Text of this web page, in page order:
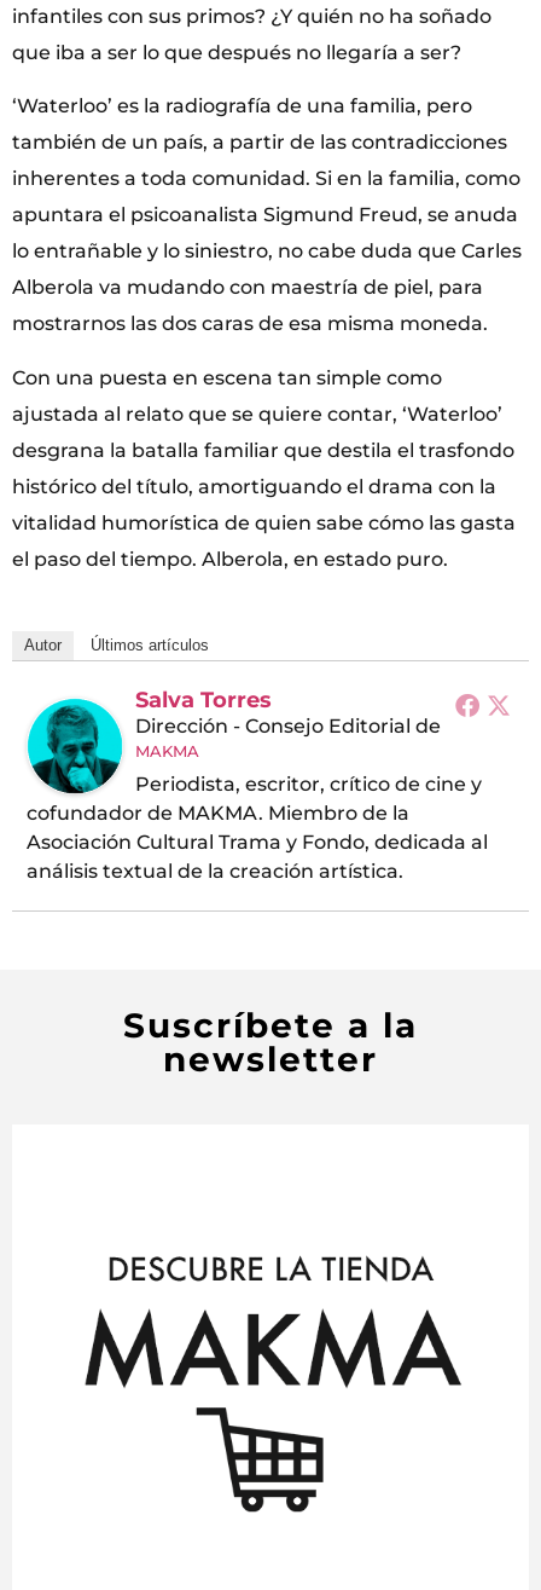
infantiles con sus primos? ¿Y quién no ha soñado
que iba a ser lo que después no llegaría a ser?
‘Waterloo’ es la radiografía de una familia, pero
también de un país, a partir de las contradicciones
inherentes a toda comunidad. Si en la familia, como
apuntara el psicoanalista Sigmund Freud, se anuda
lo entrañable y lo siniestro, no cabe duda que Carles
Alberola va mudando con maestría de piel, para
mostrarnos las dos caras de esa misma moneda.
Con una puesta en escena tan simple como
ajustada al relato que se quiere contar, ‘Waterloo’
desgrana la batalla familiar que destila el trasfondo
histórico del título, amortiguando el drama con la
vitalidad humorística de quien sabe cómo las gasta
el paso del tiempo. Alberola, en estado puro.
Autor Últimos artículos
Salva Torres
Dirección - Consejo Editorial de
MAKMA
Periodista, escritor, crítico de cine y
cofundador de MAKMA. Miembro de la
Asociación Cultural Trama y Fondo, dedicada al
análisis textual de la creación artística.
Suscríbete a la
newsletter